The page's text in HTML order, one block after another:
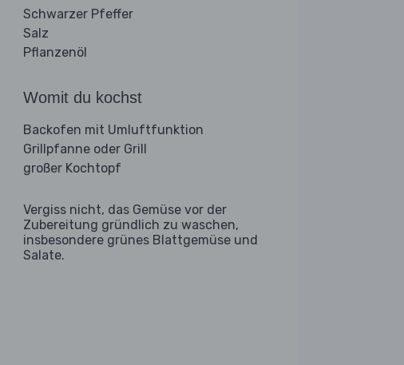
Schwarzer Pfeffer
Salz
Pflanzenöl
Womit du kochst
Backofen mit Umluftfunktion
Grillpfanne oder Grill
großer Kochtopf
Vergiss nicht, das Gemüse vor der
Zubereitung gründlich zu waschen,
insbesondere grünes Blattgemüse und
Salate.